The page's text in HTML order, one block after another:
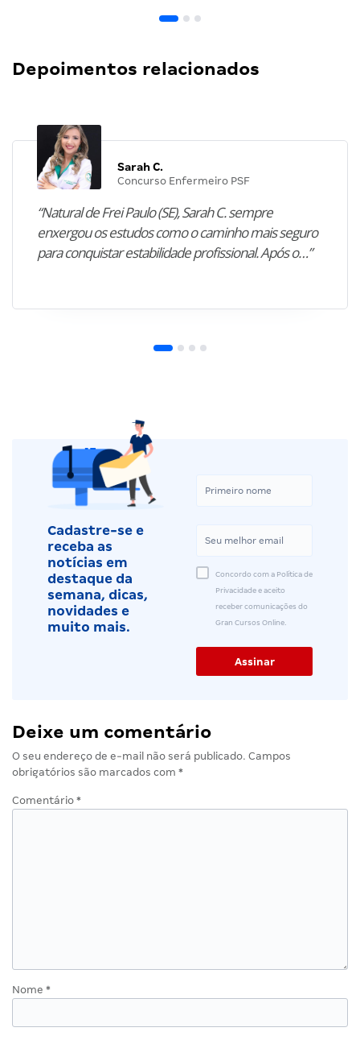
Depoimentos relacionados
Sarah C.
Concurso Enfermeiro PSF
“Natural de Frei Paulo (SE), Sarah C. sempre
enxergou os estudos como o caminho mais seguro
para conquistar estabilidade profissional. Após o…”
Cadastre-se e
receba as
notícias em
destaque da
semana, dicas,
novidades e
muito mais.
Concordo com a Política de
Privacidade e aceito
receber comunicações do
Gran Cursos Online.
Deixe um comentário
O seu endereço de e-mail não será publicado. Campos
obrigatórios são marcados com *
Comentário *
Nome *